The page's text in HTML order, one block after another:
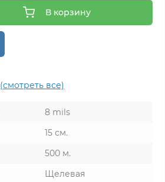
В корзину
(смотреть все)
8 mils
15 см.
500 м.
Щелевая